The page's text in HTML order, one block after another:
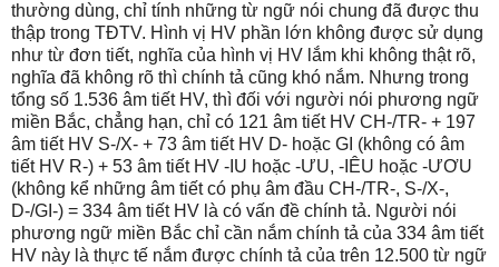
thường dùng, chỉ tính những từ ngữ nói chung đã được thu
thập trong TĐTV. Hình vị HV phần lớn không được sử dụng
như từ đơn tiết, nghĩa của hình vị HV lắm khi không thật rõ,
nghĩa đã không rõ thì chính tả cũng khó nắm. Nhưng trong
tổng số 1.536 âm tiết HV, thì đối với người nói phương ngữ
miền Bắc, chẳng hạn, chỉ có 121 âm tiết HV CH-/TR- + 197
âm tiết HV S-/X- + 73 âm tiết HV D- hoặc GI (không có âm
tiết HV R-) + 53 âm tiết HV -IU hoặc -ƯU, -IÊU hoặc -ƯƠU
(không kể những âm tiết có phụ âm đầu CH-/TR-, S-/X-,
D-/GI-) = 334 âm tiết HV là có vấn đề chính tả. Người nói
phương ngữ miền Bắc chỉ cần nắm chính tả của 334 âm tiết
HV này là thực tế nắm được chính tả của trên 12.500 từ ngữ